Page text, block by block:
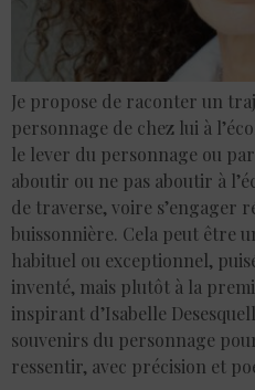
Je propose de raconter un
personnage de chez lui à
le lever du personnage ou
aboutir ou ne pas aboutir à
de traverse, voire s’engager
buissonnière. Cela peut être
habituel ou exceptionnel,
inventé, mais plutôt à la
inspirant d’Isabelle
souvenirs du personnage
ressentir, avec précision et